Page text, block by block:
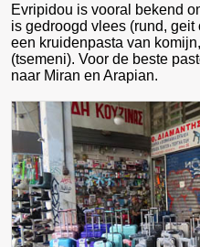
Evripidou is vooral bekend
is gedroogd vlees (rund,
een kruidenpasta van
(tsemeni). Voor de beste
naar Miran en Arapian.